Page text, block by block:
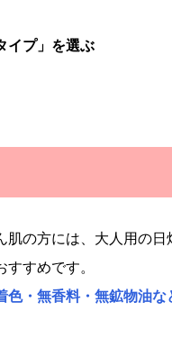
イプ」を選ぶ
の方には、大人用の日
すすめです。
・無香料・無鉱物油